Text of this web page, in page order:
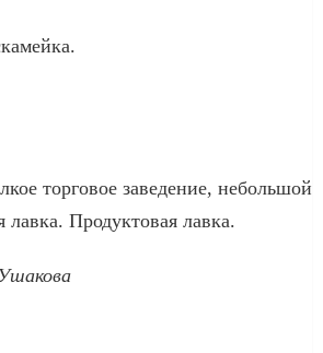
торговое заведение, небольшой
Продуктовая лавка.